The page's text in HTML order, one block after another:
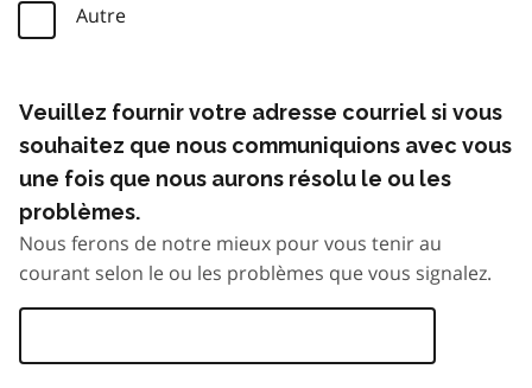
Autre
Veuillez fournir votre adresse courriel si vous
souhaitez que nous communiquions avec vous
une fois que nous aurons résolu le ou les
problèmes.
Nous ferons de notre mieux pour vous tenir au
courant selon le ou les problèmes que vous signalez.